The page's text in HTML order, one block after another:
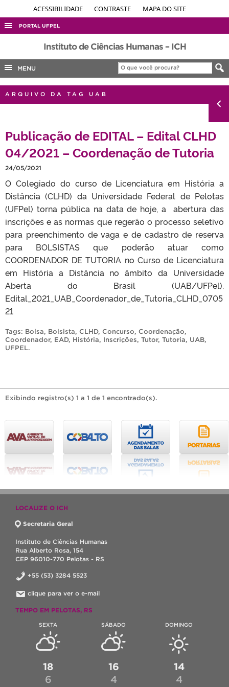
ACESSIBILIDADE CONTRASTE MAPA DO SITE
PORTAL UFPEL
ACESSO À INFORMAÇÃO
AUDITORIA
COBALTO
CONCURSOS
PORTARIAS
TELEFONES
Instituto de Ciências Humanas – ICH
MENU
ARQUIVO DA TAG UAB
Publicação de EDITAL – Edital CLHD
04/2021 – Coordenação de Tutoria
24/05/2021
O Colegiado do curso de Licenciatura em História a
Distância (CLHD) da Universidade Federal de Pelotas
(UFPel) torna pública na data de hoje, a abertura das
inscrições e as normas que regerão o processo seletivo
para preenchimento de vaga e de cadastro de reserva
para BOLSISTAS que poderão atuar como
COORDENADOR DE TUTORIA no Curso de Licenciatura
em História a Distância no âmbito da Universidade
Aberta do Brasil (UAB/UFPel).
Edital_2021_UAB_Coordenador_de_Tutoria_CLHD_0705
21
Tags: Bolsa, Bolsista, CLHD, Concurso, Coordenação,
Coordenador, EAD, História, Inscrições, Tutor, Tutoria, UAB,
UFPEL.
Exibindo registro(s) 1 a 1 de 1 encontrado(s).
LOCALIZE O ICH
Secretaria Geral
Instituto de Ciências Humanas
Rua Alberto Rosa, 154
CEP 96010-770 Pelotas - RS
+55 (53) 3284 5523
clique para ver o e-mail
TEMPO EM PELOTAS, RS
SEXTA
18
6
SÁBADO
16
4
DOMINGO
14
4